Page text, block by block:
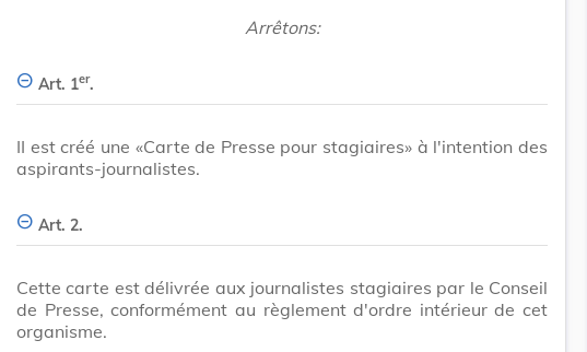
Arrêtons:
Art. 1er.
II est créé une «Carte de Presse pour stagiaires» à l'intention des
aspirants-journalistes.
Art. 2.
Cette carte est délivrée aux journalistes stagiaires par le Conseil
de Presse, conformément au règlement d'ordre intérieur de cet
organisme.